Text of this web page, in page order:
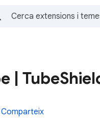
|
Comparteix